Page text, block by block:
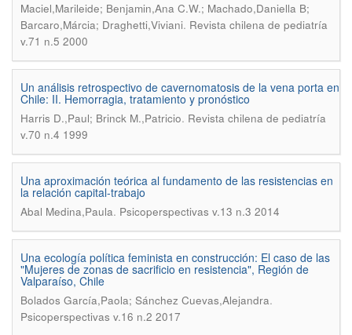
Maciel,Marileide; Benjamin,Ana C.W.; Machado,Daniella B;
Barcaro,Márcia; Draghetti,Viviani. Revista chilena de pediatría
v.71 n.5 2000
Un análisis retrospectivo de cavernomatosis de la vena porta en
Chile: II. Hemorragia, tratamiento y pronóstico
Harris D.,Paul; Brinck M.,Patricio. Revista chilena de pediatría
v.70 n.4 1999
Una aproximación teórica al fundamento de las resistencias en
la relación capital-trabajo
Abal Medina,Paula. Psicoperspectivas v.13 n.3 2014
Una ecología política feminista en construcción: El caso de las
"Mujeres de zonas de sacrificio en resistencia", Región de
Valparaíso, Chile
Bolados García,Paola; Sánchez Cuevas,Alejandra.
Psicoperspectivas v.16 n.2 2017